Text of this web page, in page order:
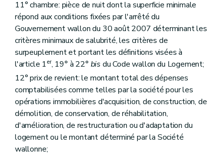
11° chambre: pièce de nuit dont la superficie minimale
répond aux conditions fixées par l'arrêté du
Gouvernement wallon du 30 août 2007 déterminant les
critères minimaux de salubrité, les critères de
surpeuplement et portant les définitions visées à
l'article 1er, 19° à 22° bis du Code wallon du Logement;
12° prix de revient: le montant total des dépenses
comptabilisées comme telles par la société pour les
opérations immobilières d'acquisition, de construction, de
démolition, de conservation, de réhabilitation,
d'amélioration, de restructuration ou d'adaptation du
logement ou le montant déterminé par la Société
wallonne;